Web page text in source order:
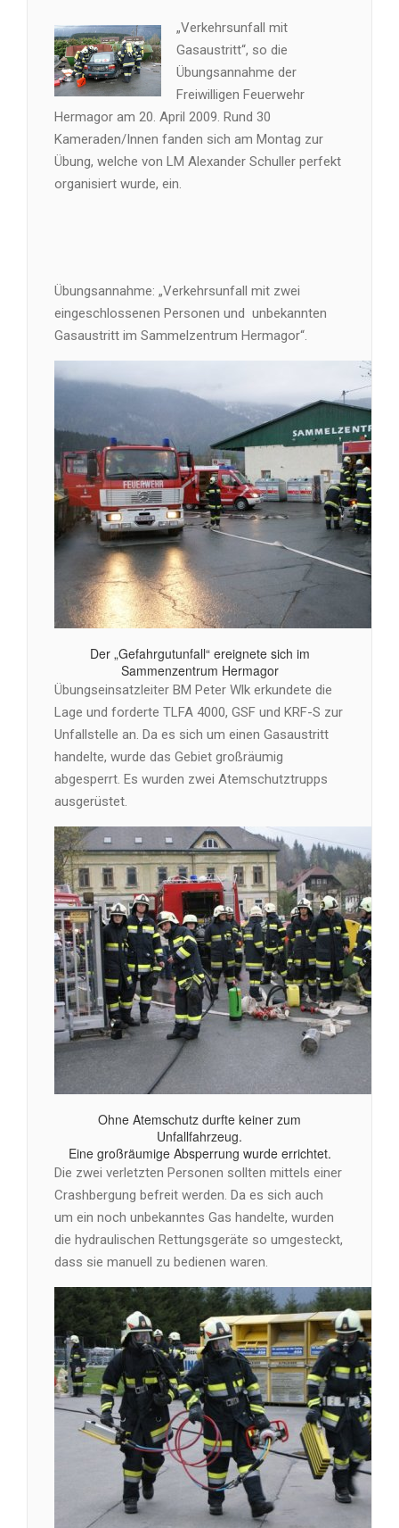
„Verkehrsunfall mit
Gasaustritt“, so die
Übungsannahme der
Freiwilligen Feuerwehr
Hermagor am 20. April 2009. Rund 30
Kameraden/Innen fanden sich am Montag zur
Übung, welche von LM Alexander Schuller perfekt
organisiert wurde, ein.
Übungsannahme: „Verkehrsunfall mit zwei
eingeschlossenen Personen und unbekannten
Gasaustritt im Sammelzentrum Hermagor“.
Der „Gefahrgutunfall“ ereignete sich im
Sammenzentrum Hermagor
Übungseinsatzleiter BM Peter Wlk erkundete die
Lage und forderte TLFA 4000, GSF und KRF-S zur
Unfallstelle an. Da es sich um einen Gasaustritt
handelte, wurde das Gebiet großräumig
abgesperrt. Es wurden zwei Atemschutztrupps
ausgerüstet.
Ohne Atemschutz durfte keiner zum
Unfallfahrzeug.
Eine großräumige Absperrung wurde errichtet.
Die zwei verletzten Personen sollten mittels einer
Crashbergung befreit werden. Da es sich auch
um ein noch unbekanntes Gas handelte, wurden
die hydraulischen Rettungsgeräte so umgesteckt,
dass sie manuell zu bedienen waren.